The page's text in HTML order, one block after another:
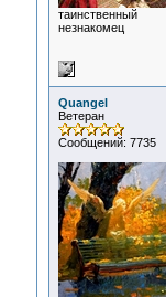
таинственный
незнакомец
Quangel
Ветеран
Сообщений: 7735